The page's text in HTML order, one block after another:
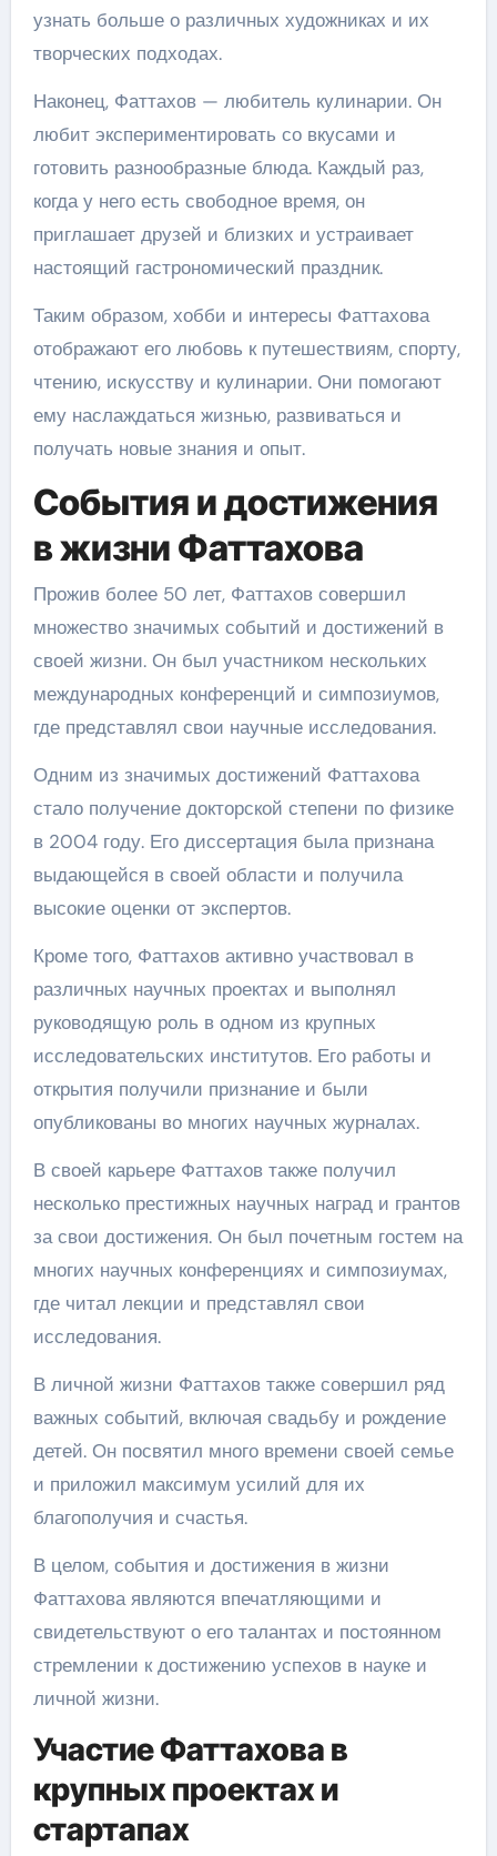
узнать больше о различных художниках и их
творческих подходах.
Наконец, Фаттахов — любитель кулинарии. Он
любит экспериментировать со вкусами и
готовить разнообразные блюда. Каждый раз,
когда у него есть свободное время, он
приглашает друзей и близких и устраивает
настоящий гастрономический праздник.
Таким образом, хобби и интересы Фаттахова
отображают его любовь к путешествиям, спорту,
чтению, искусству и кулинарии. Они помогают
ему наслаждаться жизнью, развиваться и
получать новые знания и опыт.
События и достижения
в жизни Фаттахова
Прожив более 50 лет, Фаттахов совершил
множество значимых событий и достижений в
своей жизни. Он был участником нескольких
международных конференций и симпозиумов,
где представлял свои научные исследования.
Одним из значимых достижений Фаттахова
стало получение докторской степени по физике
в 2004 году. Его диссертация была признана
выдающейся в своей области и получила
высокие оценки от экспертов.
Кроме того, Фаттахов активно участвовал в
различных научных проектах и выполнял
руководящую роль в одном из крупных
исследовательских институтов. Его работы и
открытия получили признание и были
опубликованы во многих научных журналах.
В своей карьере Фаттахов также получил
несколько престижных научных наград и грантов
за свои достижения. Он был почетным гостем на
многих научных конференциях и симпозиумах,
где читал лекции и представлял свои
исследования.
В личной жизни Фаттахов также совершил ряд
важных событий, включая свадьбу и рождение
детей. Он посвятил много времени своей семье
и приложил максимум усилий для их
благополучия и счастья.
В целом, события и достижения в жизни
Фаттахова являются впечатляющими и
свидетельствуют о его талантах и постоянном
стремлении к достижению успехов в науке и
личной жизни.
Участие Фаттахова в
крупных проектах и
стартапах